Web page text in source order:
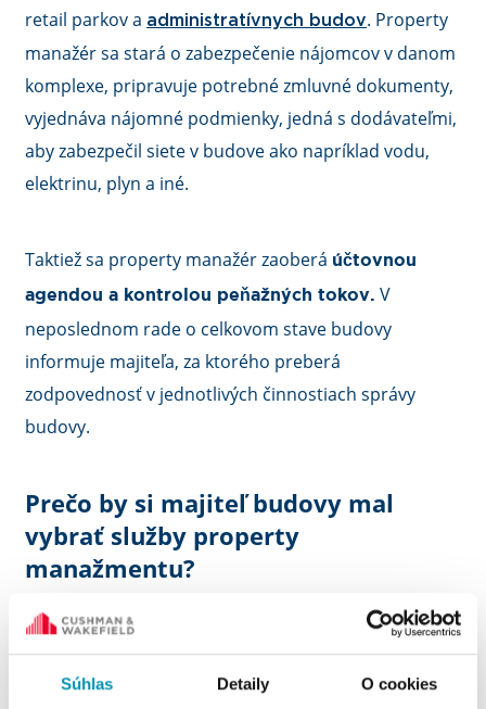
Súhlas Detaily O cookies
retail parkov a administratívnych budov. Property
manažér sa stará o zabezpečenie nájomcov v danom
komplexe, pripravuje potrebné zmluvné dokumenty,
vyjednáva nájomné podmienky, jedná s dodávateľmi,
aby zabezpečil siete v budove ako napríklad vodu,
elektrinu, plyn a iné.
Taktiež sa property manažér zaoberá účtovnou
agendou a kontrolou peňažných tokov. V
neposlednom rade o celkovom stave budovy
informuje majiteľa, za ktorého preberá
zodpovednosť v jednotlivých činnostiach správy
budovy.
Prečo by si majiteľ budovy mal
vybrať služby property
manažmentu?
Property manažér odbremení majiteľa od
každodenných činností a situácii, ktoré treba v
prípade správy budovy riešiť. Taktiež property